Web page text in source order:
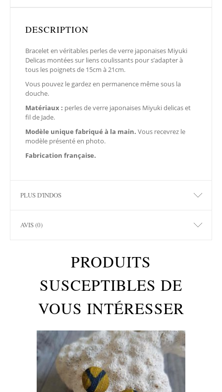
DESCRIPTION
Bracelet en véritables perles de verre japonaises Miyuki
Delicas montées sur liens coulissants pour s’adapter à
tous les poignets de 15cm à 21cm.
Vous pouvez le gardez en permanence même sous la
douche.
Matériaux : perles de verre japonaises Miyuki delicas et
fil de Jade.
Modèle unique fabriqué à la main. Vous recevrez le
modèle présenté en photo.
Fabrication française.
PLUS D'INDOS
AVIS (0)
PRODUITS
SUSCEPTIBLES DE
VOUS INTÉRESSER